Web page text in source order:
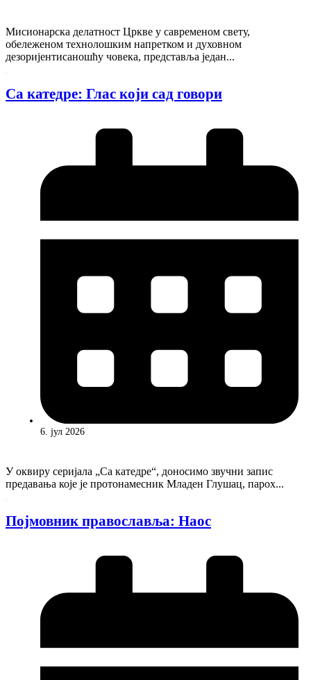
Мисионарска делатност Цркве у савременом свету,
обележеном технолошким напретком и духовном
дезоријентисаношћу човека, представља један...
Са катедре: Глас који сад говори
6. јул 2026
У оквиру серијала „Са катедре“, доносимо звучни запис
предавања које је протонамесник Младен Глушац, парох...
Појмовник православља: Наос